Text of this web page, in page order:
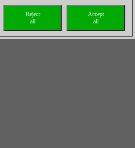
Accept
all
Reject
all